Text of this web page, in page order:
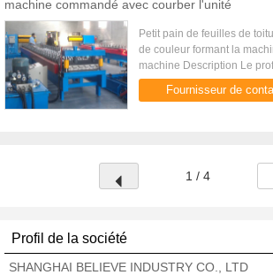
machine commandé avec courber l'unité
Petit pain de feuilles de
de couleur formant la
machine Description Le
obtenu son nom de
inversée de bo...
Fournisseur de
1 / 4
Profil de la société
SHANGHAI BELIEVE INDUSTRY CO., LTD